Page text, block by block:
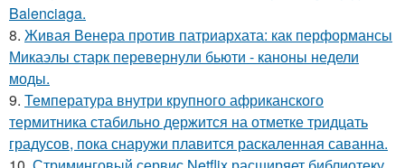
Balenciaga.
8. Живая Венера против патриархата: как перформансы
Микаэлы старк перевернули бьюти - каноны недели
моды.
9. Температура внутри крупного африканского
термитника стабильно держится на отметке тридцать
градусов, пока снаружи плавится раскаленная саванна.